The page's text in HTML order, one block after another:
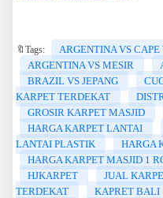
🔖Tags:
ARGENTINA VS CAPE
ARGENTINA VS MESIR
BRAZIL VS JEPANG
KARPET TERDEKAT
GROSIR KARPET MASJID
HARGA KARPET LANTAI
LANTAI PLASTIK
HARGA
HARGA KARPET MASJID 1
HJKARPET
JUAL
TERDEKAT
KAPRET BALI